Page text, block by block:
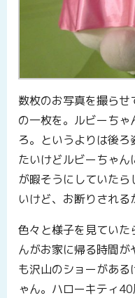
数枚のお写真を撮ら
の一枚を。ルビーち
ろ。というよりは後
たいけどルビーちゃ
が暇そうにしていた
いけど、お断りされる
色々と様子を見ていた
んがお家に帰る時間
も沢山のショーがあ
ゃん。ハローキティ